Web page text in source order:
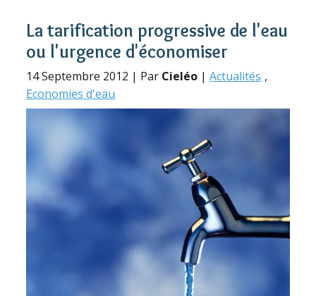
La tarification progressive de l'eau
ou l'urgence d'économiser
14 Septembre 2012 | Par Cieléo |Actualités
Economies d'eau